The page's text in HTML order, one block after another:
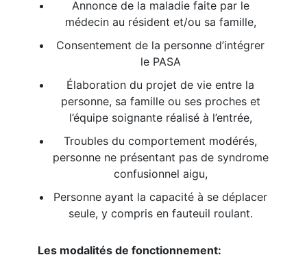
Annonce de la maladie faite par le
médecin au résident et/ou sa famille,
Consentement de la personne d’intégrer
le PASA
Élaboration du projet de vie entre la
personne, sa famille ou ses proches et
l’équipe soignante réalisé à l’entrée,
Troubles du comportement modérés,
personne ne présentant pas de syndrome
confusionnel aigu,
Personne ayant la capacité à se déplacer
seule, y compris en fauteuil roulant.
Les modalités de fonctionnement: